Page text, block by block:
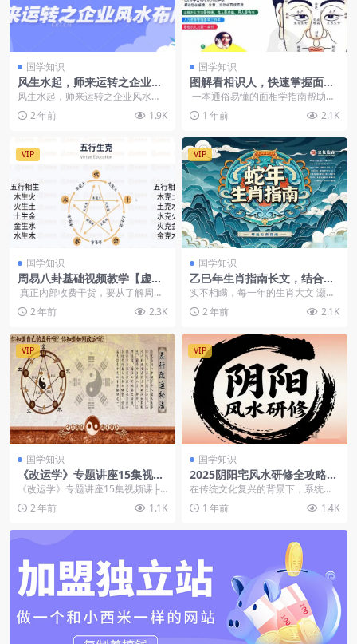
国学知识
风生水起，师来运转之企业风
水布局
风生水起，师来运转之企业风水布
局（1）├┈风生水起，师来运转之
企业风水布局（2）...
2 年前 1.9K
国学知识
图解看相识人，快速掌握面相
学，一分钟识破人心
一本通俗易懂的面相学指南帮助你
通过五官特征快速判断一个人的性
格、运势...
1 年前 2.1K
VIP
国学知识
周易八卦基础视频教学【虚拟
资源】
真正内部收费干货，要从了解周易
开始，全程24集，看完基本入门，
保存观...
2 年前 2.3K
VIP
国学知识
乙巳年生肖指南长文，结合大
环境与生肖，字字精华，助你
财福顺利迎接好运【虚拟资
源】
实不相瞒，每一年的生肖大文 灏泽
在撰写时都会颇感压力，因为这里
面涉及到的细节与逻...
2 年前 2.1K
VIP
国学知识
《改运学》专题讲座15集视频
课
《改运学》专题讲座15集视频课├
┈秘传《改运学》专题讲座第01集.
mp4├┈秘传...
2 年前 1.1K
VIP
国学知识
2025阴阳宅风水研修全攻略：
132课时系统掌握堪舆智慧
在传统文化复兴的背景下，系统化
的风水研习课程成为建筑从业者与
文化研究者的必修课。...
1 年前 1.4K